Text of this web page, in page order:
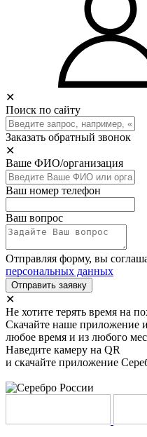
✕
Поиск по сайту
Заказать обратный звонок
✕
Ваше ФИО/организация
Ваш номер телефон
Ваш вопрос
Отправляя форму, вы
персональных данных
Отправить заявку
✕
Не хотите терять время на
Скачайте наше приложение
любое время и из любого
Наведите камеру на QR
и скачайте приложение